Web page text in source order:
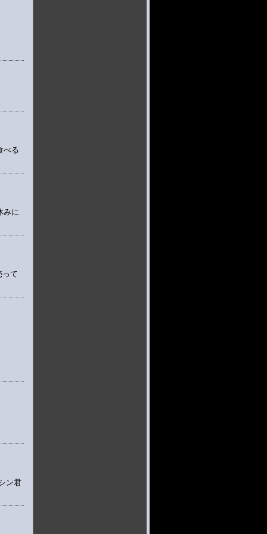
べる
みに
って
ン君